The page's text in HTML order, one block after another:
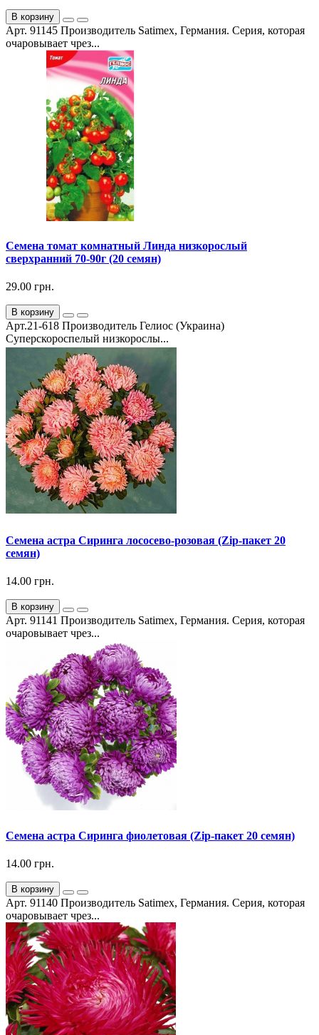
В корзину
Арт. 91145 Производитель Satimex, Германия. Серия, которая
очаровывает чрез...
Семена томат комнатный Линда низкорослый
сверхранний 70-90г (20 семян)
29.00 грн.
В корзину
Арт.21-618 Производитель Гелиос (Украина)
Суперскороспелый низкорослы...
Семена астра Сиринга лососево-розовая (Zip-пакет 20
семян)
14.00 грн.
В корзину
Арт. 91141 Производитель Satimex, Германия. Серия, которая
очаровывает чрез...
Семена астра Сиринга фиолетовая (Zip-пакет 20 семян)
14.00 грн.
В корзину
Арт. 91140 Производитель Satimex, Германия. Серия, которая
очаровывает чрез...